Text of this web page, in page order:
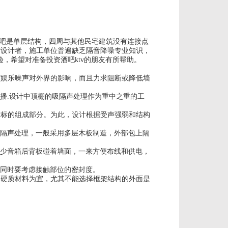
是单层结构，四周与其他民宅建筑没有连接点
计者，施工单位普遍缺乏隔音降噪专业知识，
希望对准备投资酒吧ktv的朋友有所帮助。
噪声对外界的影响，而且力求阻断或降低墙
设计中顶棚的吸隔声处理作为重中之重的工
组成部分。为此，设计根据受声强弱和结构
处理，一般采用多层木板制造，外部包上隔
箱后背板碰着墙面，一来方便布线和供电，
要考虑接触部位的密封度。
材料为宜，尤其不能选择框架结构的外面是